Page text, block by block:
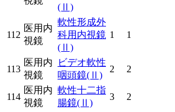
(Ⅱ)
112
医用内
視鏡
軟性形成外
科用内視鏡
(Ⅱ)
1 1
113
医用内
視鏡
ビデオ軟性
咽頭鏡(Ⅱ)
2 2
114
医用内
視鏡
軟性十二指
腸鏡(Ⅱ)
3 2